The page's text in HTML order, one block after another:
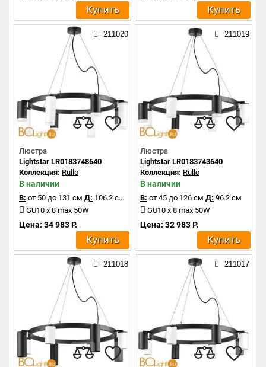
Купить Купить
211020
Люстра
Lightstar LR0183748640
Коллекция: Rullo
В наличии
В: от 50 до 131 см Д: 106.2 см
GU10 x 8 max 50W
Цена: 34 983 Р.
Купить
211019
Люстра
Lightstar LR0183743640
Коллекция: Rullo
В наличии
В: от 45 до 126 см Д: 96.2 см
GU10 x 8 max 50W
Цена: 32 983 Р.
Купить
211018 211017